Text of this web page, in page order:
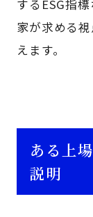
するESG指
家が求める
えます。
ある上
説明